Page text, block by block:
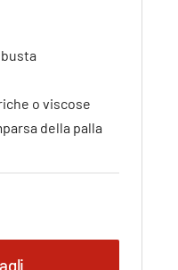
o viscose
della palla